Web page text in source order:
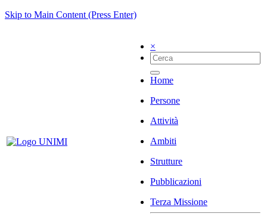
Skip to Main Content (Press Enter)
×
Home
Persone
Attività
Ambiti
Strutture
Pubblicazioni
Terza Missione